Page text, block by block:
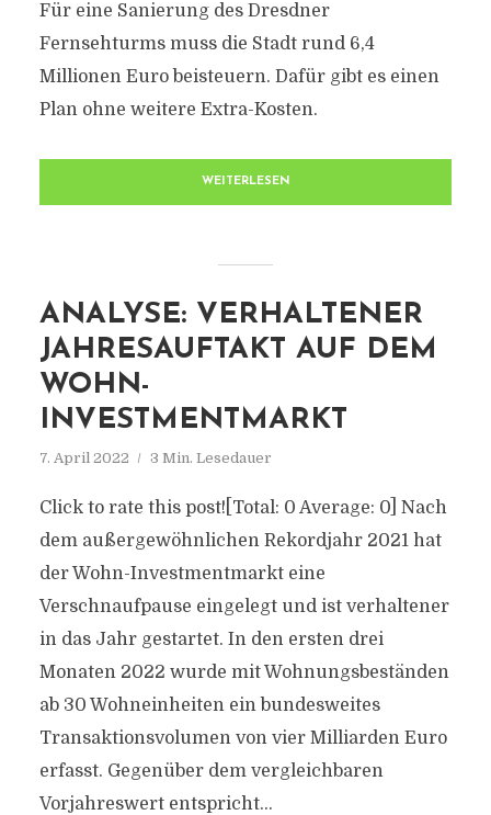
Für eine Sanierung des Dresdner
Fernsehturms muss die Stadt rund 6,4
Millionen Euro beisteuern. Dafür gibt es einen
Plan ohne weitere Extra-Kosten.
WEITERLESEN
ANALYSE: VERHALTENER
JAHRESAUFTAKT AUF DEM
WOHN-
INVESTMENTMARKT
7. April 2022 3 Min. Lesedauer
Click to rate this post![Total: 0 Average: 0] Nach
dem außergewöhnlichen Rekordjahr 2021 hat
der Wohn-Investmentmarkt eine
Verschnaufpause eingelegt und ist verhaltener
in das Jahr gestartet. In den ersten drei
Monaten 2022 wurde mit Wohnungsbeständen
ab 30 Wohneinheiten ein bundesweites
Transaktionsvolumen von vier Milliarden Euro
erfasst. Gegenüber dem vergleichbaren
Vorjahreswert entspricht...